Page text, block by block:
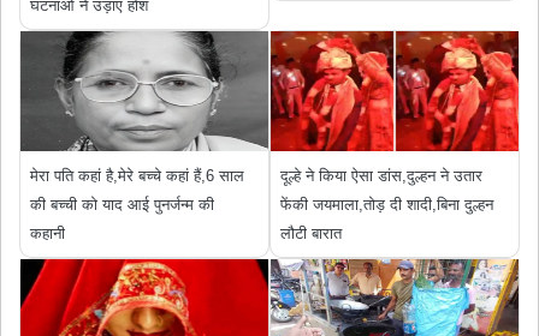
घटनाओं ने उड़ाए होश
मेरा पति कहां है,मेरे बच्चे कहां हैं,6 साल
की बच्ची को याद आई पुनर्जन्म की
कहानी
दूल्हे ने किया ऐसा डांस,दुल्हन ने उतार
फेंकी जयमाला,तोड़ दी शादी,बिना दुल्हन
लौटी बारात